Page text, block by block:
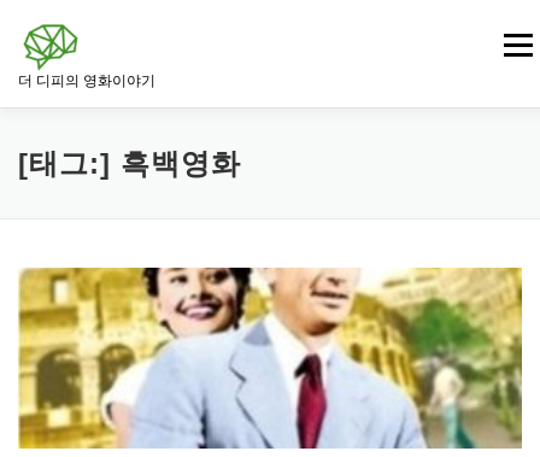
바
더 디피의 영화이야기
메뉴
영화 드라마 영화
스릴러 · 미스터리 영화
[태그:] 흑백영화